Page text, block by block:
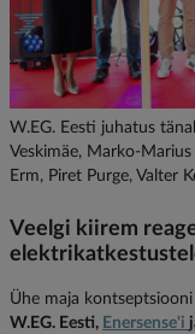
W.EG. Eesti juhatus
Veskimäe, Marko-
Erm, Piret Purge, Valter
Veelgi kiirem
Ühe maja
W.EG. Eesti, Enersense'i